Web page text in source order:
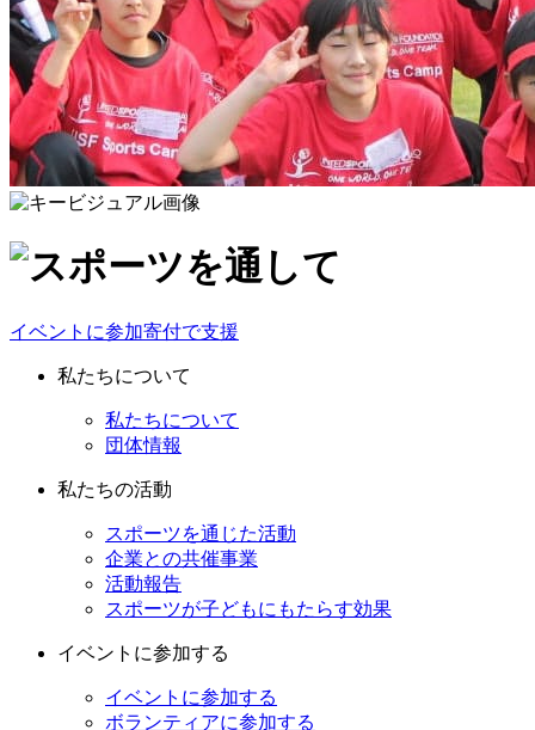
イベントに参加寄付で支援
私たちについて
私たちについて
団体情報
私たちの活動
スポーツを通じた活動
企業との共催事業
活動報告
スポーツが子どもにもたらす効果
イベントに参加する
イベントに参加する
ボランティアに参加する